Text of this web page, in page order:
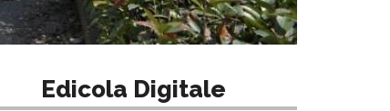
Edicola Digitale